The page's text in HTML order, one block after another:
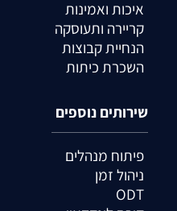
איכות ואמינות
קריירה ותעוסקה
הנחיית קבוצות
השכרת כיתות
שירותים נוספים
פיתוח מנהלים
ניהול זמן
ODT